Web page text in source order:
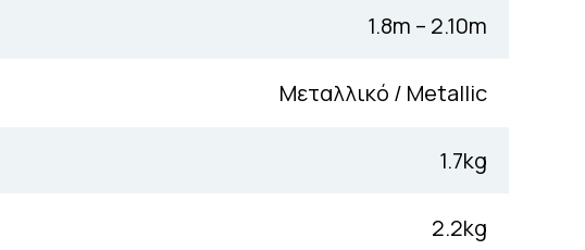
1.8m – 2.10m
Μεταλλικό / Metallic
1.7kg
2.2kg